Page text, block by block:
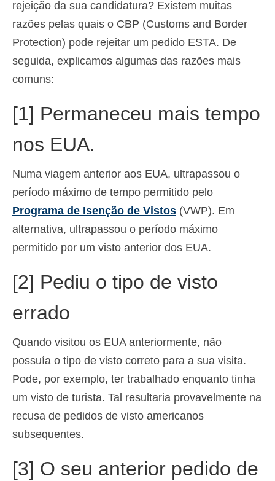
Slovenčina(Eslavo)
Slovenščina(Esloveno)
rejeição da sua candidatura? Existem muitas
razões pelas quais o CBP (Customs and Border
Protection) pode rejeitar um pedido ESTA. De
seguida, explicamos algumas das razões mais
comuns:
[1] Permaneceu mais tempo
nos EUA.
Numa viagem anterior aos EUA, ultrapassou o
período máximo de tempo permitido pelo
Programa de Isenção de Vistos (VWP). Em
alternativa, ultrapassou o período máximo
permitido por um visto anterior dos EUA.
[2] Pediu o tipo de visto
errado
Quando visitou os EUA anteriormente, não
possuía o tipo de visto correto para a sua visita.
Pode, por exemplo, ter trabalhado enquanto tinha
um visto de turista. Tal resultaria provavelmente na
recusa de pedidos de visto americanos
subsequentes.
[3] O seu anterior pedido de